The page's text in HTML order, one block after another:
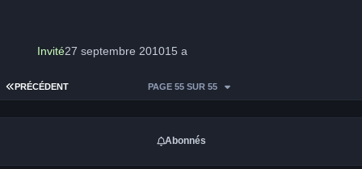
Invité27 septembre 201015 a
PREMIÈRE PAGE
PRÉCÉDENT PAGE 55 SUR 55
Abonnés